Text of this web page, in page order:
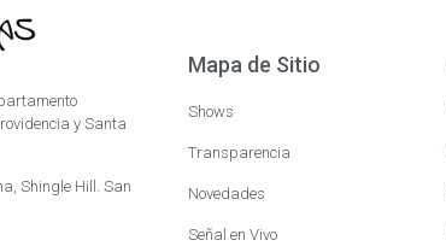
y Santa
Shingle Hill. San
Mapa de Sitio
Shows
Transparencia
Novedades
Señal en Vivo